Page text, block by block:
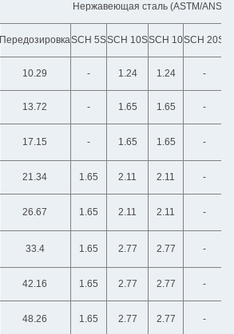
Нержавеющая сталь (ASTM/ANSI)
ПередозировкаSCH 5SSCH 10SSCH 10SCH 20S
10.29 - 1.24 1.24 -
13.72 - 1.65 1.65 -
17.15 - 1.65 1.65 -
21.34 1.65 2.11 2.11 -
26.67 1.65 2.11 2.11 -
33.4 1.65 2.77 2.77 -
42.16 1.65 2.77 2.77 -
48.26 1.65 2.77 2.77 -